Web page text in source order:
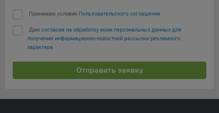
Принимаю условия Пользовательского соглашения
Даю согласие на обработку моих персональных данных для
получения информационно-новостной рассылки рекламного
характера
Отправить заявку